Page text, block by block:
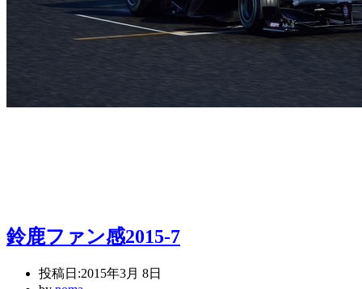
鈴鹿ファン感2015-7
投稿日:2015年3月 8日